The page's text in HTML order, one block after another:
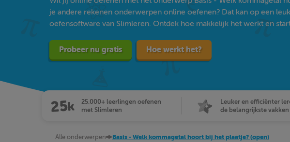
je andere rekenen onderwerpen online oefenen? Dat kan op een
oefensoftware van Slimleren. Ontdek hoe makkelijk het werkt en
Probeer nu gratis Hoe werkt het?
25.000+ leerlingen oefenen
met Slimleren
Leuker en efficiënter
de belangrijkste vakken
Alle onderwerpen Basis - Welk kommagetal hoort bij het plaatje? (open)